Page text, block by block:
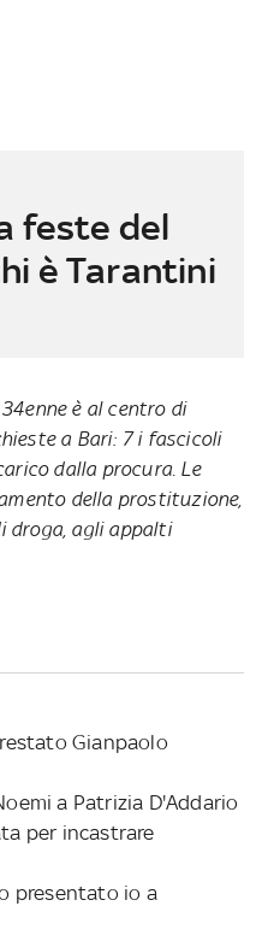
feste del
è Tarantini
è al centro di
a Bari: 7 i fascicoli
dalla procura. Le
della prostituzione,
droga, agli appalti
Gianpaolo
a Patrizia D'Addario
per incastrare
presentato io a